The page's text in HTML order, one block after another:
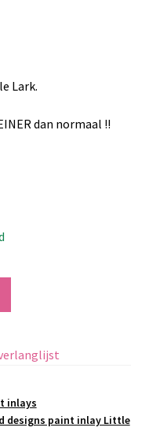
Lark.
dan normaal !!
inlays
designs paint inlay Little